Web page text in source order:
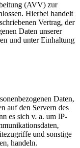
(AVV) zur
Hierbei handelt
Vertrag, der
Daten unserer
und unter Einhaltung
Daten,
auf den Servern des
es sich v. a. um IP-
und sonstige
handeln.